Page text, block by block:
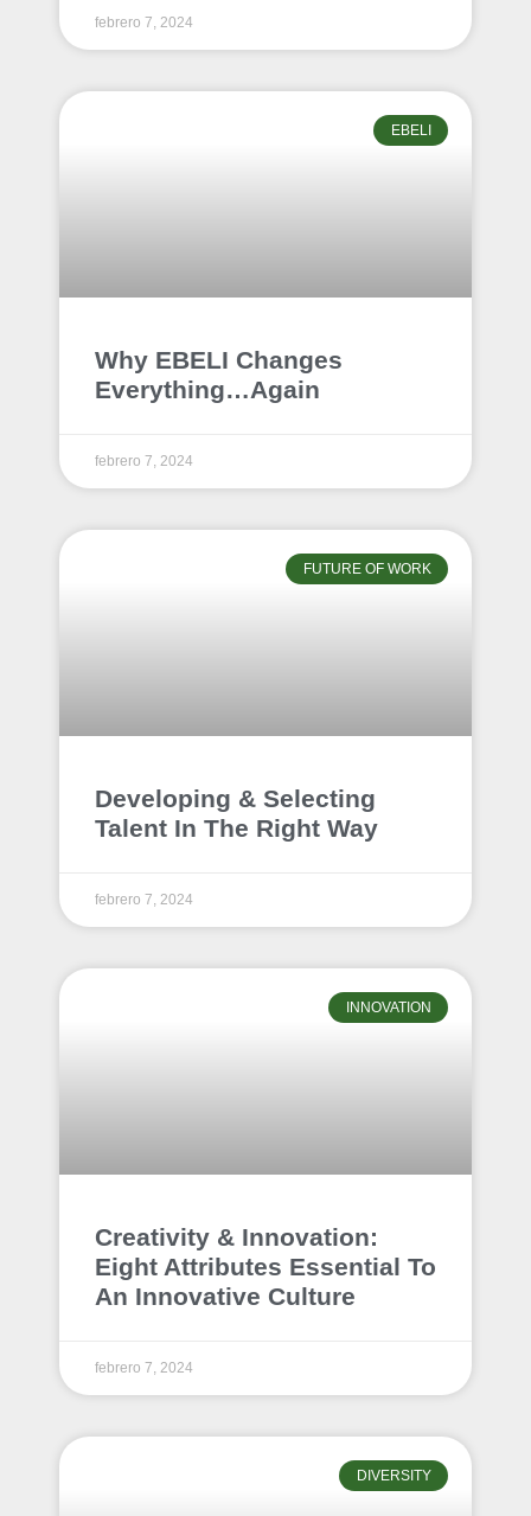
febrero 7, 2024
EBELI
Why EBELI Changes
Everything…Again
febrero 7, 2024
FUTURE OF WORK
Developing & Selecting
Talent In The Right Way
febrero 7, 2024
INNOVATION
Creativity & Innovation:
Eight Attributes Essential To
An Innovative Culture
febrero 7, 2024
DIVERSITY